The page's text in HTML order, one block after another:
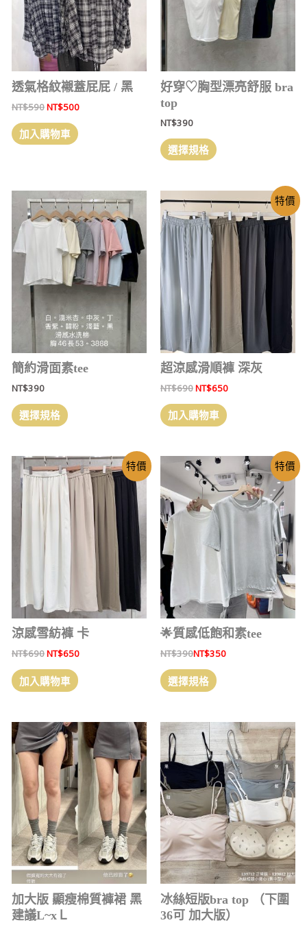
透氣格紋襯蓋屁屁 / 黑
NT$590NT$500
加入購物車
好穿‎♡胸型漂亮舒服 bra
top
NT$390
選擇規格
簡約滑面素tee
NT$390
選擇規格
特價
超涼感滑順褲 深灰
NT$690NT$650
加入購物車
特價
涼感雪紡褲 卡
NT$690NT$650
加入購物車
特價
🌟質感低飽和素tee
NT$390NT$350
選擇規格
加大版 顯瘦棉質褲裙 黑
建議L~xＬ
冰絲短版bra top （下圍
36可 加大版）